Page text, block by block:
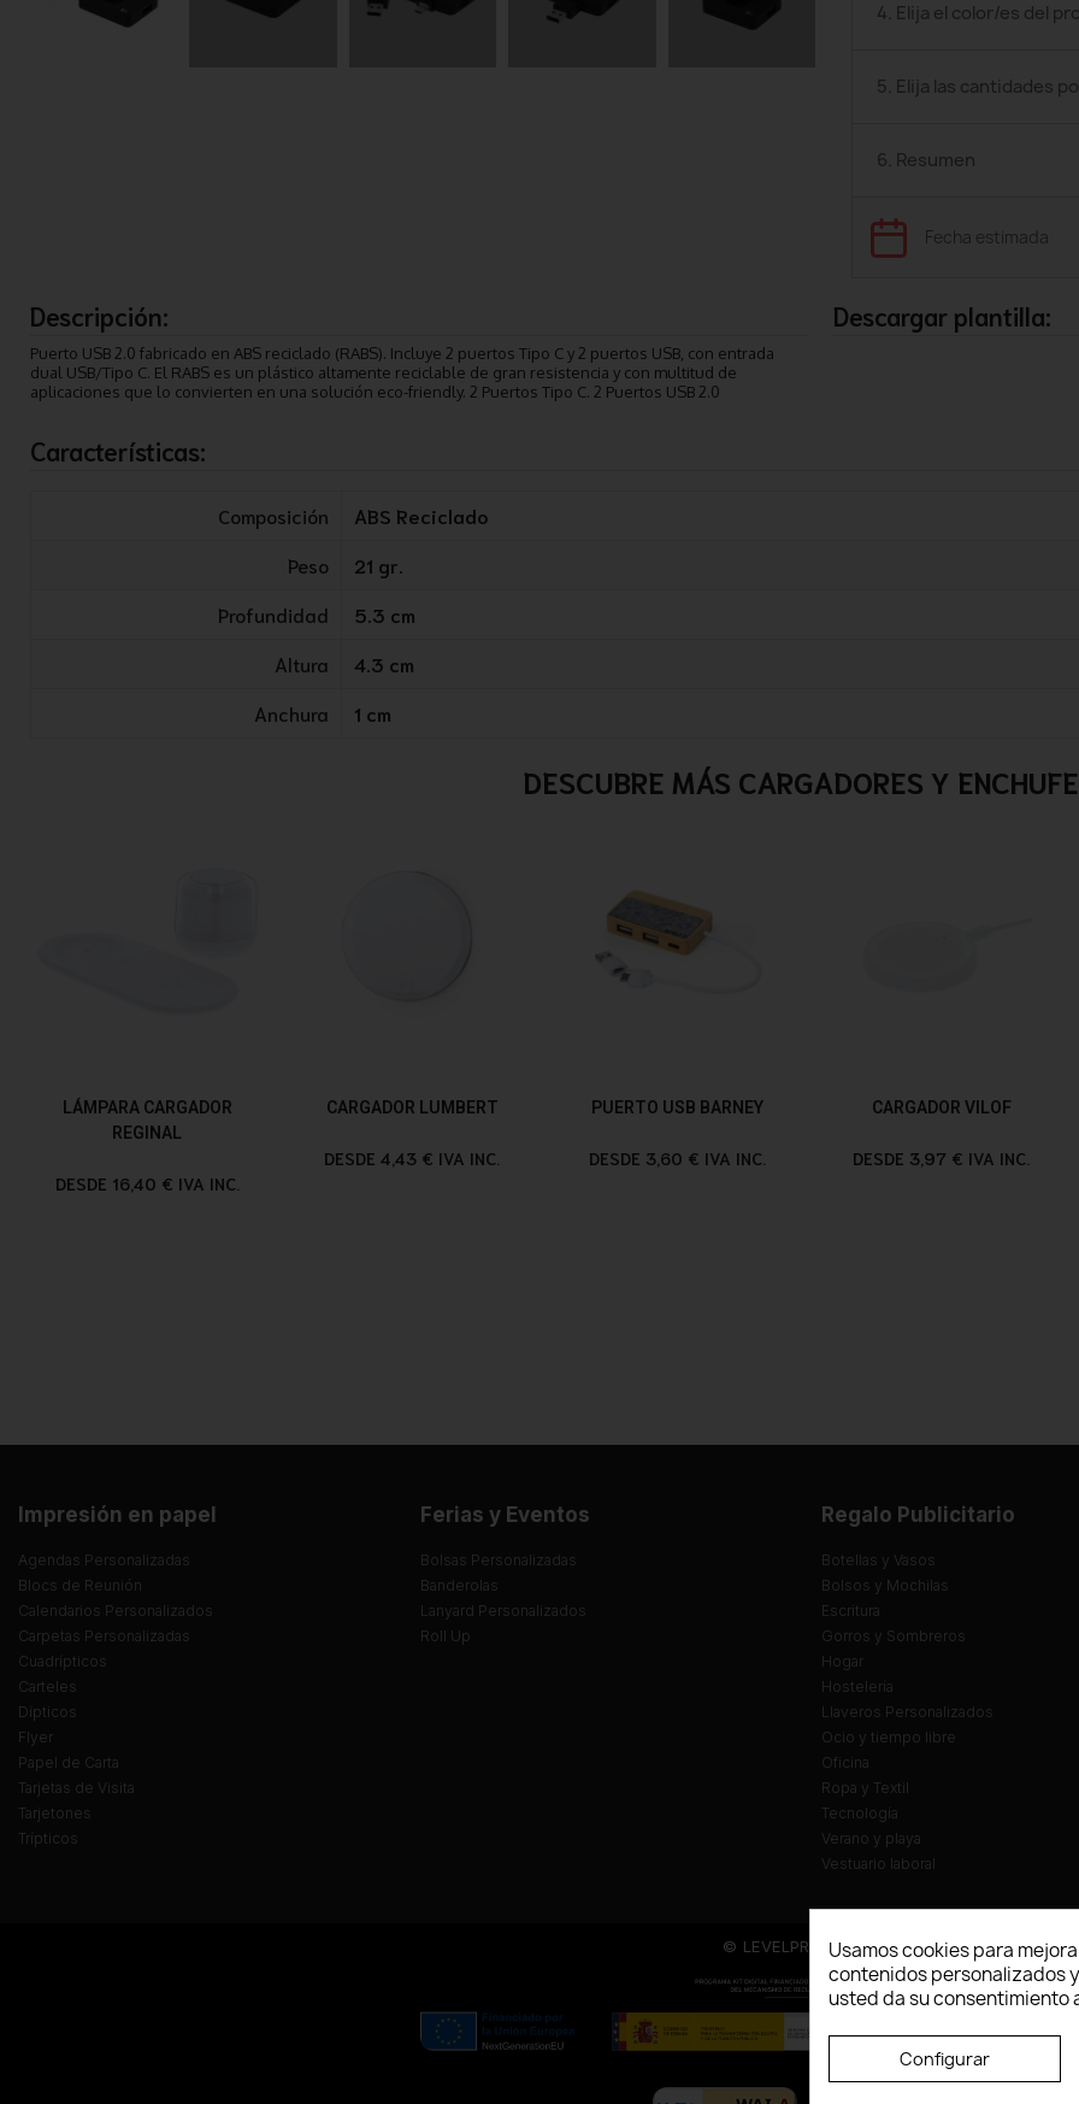
4. Elija el color/es del
5. Elija las cantidades
6. Resumen
Fecha estimada
Descripción:
Puerto USB 2.0 fabricado en ABS reciclado (RABS). Incluye 2 puertos Tipo C y 2 puertos USB, con entrada
dual USB/Tipo C. El RABS es un plástico altamente reciclable de gran resistencia y con multitud de
aplicaciones que lo convierten en una solución eco-friendly. 2 Puertos Tipo C. 2 Puertos USB 2.0
Descargar plantilla:
Características:
Composición
ABS Reciclado
Peso
21 gr.
Profundidad
5.3 cm
Altura
4.3 cm
Anchura
1 cm
DESCUBRE MÁS CARGADORES Y
LÁMPARA CARGADOR
REGINAL
DESDE 16,40 € IVA INC.
CARGADOR LUMBERT
DESDE 4,43 € IVA INC.
PUERTO USB BARNEY
DESDE 3,60 € IVA INC.
CARGADOR VILOF
DESDE 3,97 € IVA INC.
Impresión en papel
Agendas Personalizadas
Blocs de Reunión
Calendarios Personalizados
Carpetas Personalizadas
Cuadrípticos
Carteles
Dípticos
Flyer
Papel de Carta
Tarjetas de Visita
Tarjetones
Trípticos
Ferias y Eventos
Bolsas Personalizadas
Banderolas
Lanyard Personalizados
Roll Up
Regalo Publicitario
Botellas y Vasos
Bolsos y Mochilas
Escritura
Gorros y Sombreros
Hogar
Hostelería
Llaveros Personalizados
Ocio y tiempo libre
Oficina
Ropa y Textil
Tecnología
Verano y playa
Vestuario laboral
© LEVELPRINT - 2026Usamos cookies para
contenidos personalizados
usted da su consentimiento
Configurar